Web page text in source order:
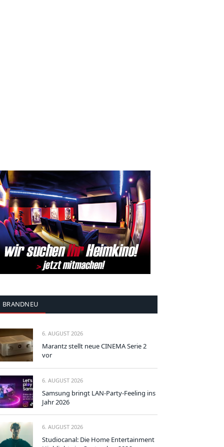
BRANDNEU
6. AUGUST 2026
Marantz stellt neue CINEMA Serie 2
vor
6. AUGUST 2026
Samsung bringt LAN-Party-Feeling ins
Jahr 2026
6. AUGUST 2026
Studiocanal: Die Home Entertainment